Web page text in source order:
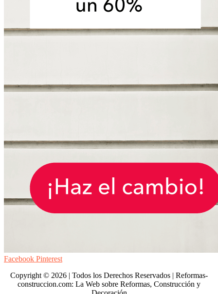
Facebook Pinterest
Copyright © 2026 | Todos los Derechos Reservados | Reformas-
construccion.com: La Web sobre Reformas, Construcción y